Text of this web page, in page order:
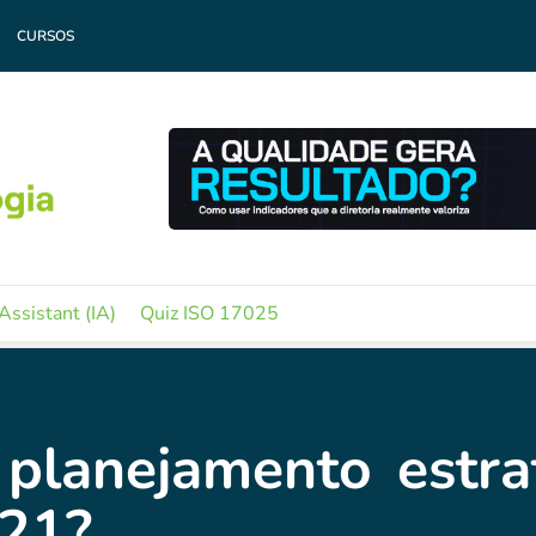
CURSOS
(IA) Quiz ISO 17025